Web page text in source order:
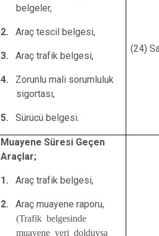
belgeler,
2. Araç tescil belgesi,
3. Araç trafik belgesi,
4. Zorunlu mali sorumluluk
sigortası,
5. Sürücü belgesi.
(24)
Muayene Süresi Geçen
Araçlar;
1. Araç trafik belgesi,
2. Araç muayene raporu,
(Trafik belgesinde
muayene yeri dolduysa